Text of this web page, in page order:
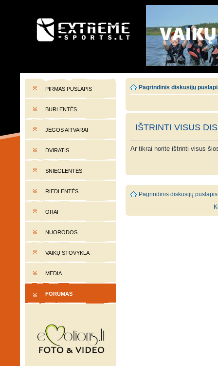
EXTREME-SPORTS.LT
PIRMAS PUSLAPIS
BURLENTĖS
JĖGOS AITVARAI
DVIRATIS
SNIEGLENTĖS
RIEDLENTĖS
ORAI
NUORODOS
VAIKŲ STOVYKLA
MEDIA
FORUMAS
Pagrindinis diskusijų
IŠTRINTI VISUS
Ar tikrai norite ištrinti visus
Pagrindinis diskusijų puslapis